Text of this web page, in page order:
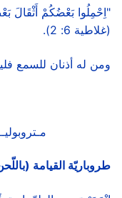
"اِحْمِلُوا بَعْضُكُمْ أَثْقَالَ
(غلاطية 6: 2).
ومن له أذنان للسمع
طروباريّة القيامة